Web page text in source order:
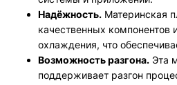
Надёжность. Материнская
качественных
охлаждения, что
Возможность разгона. Эта
поддерживает разгон